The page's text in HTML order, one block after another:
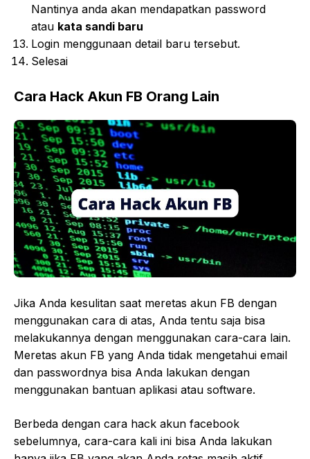
Nantinya anda akan mendapatkan password
atau kata sandi baru
Login menggunaan detail baru tersebut.
Selesai
Cara Hack Akun FB Orang Lain
Jika Anda kesulitan saat meretas akun FB dengan
menggunakan cara di atas, Anda tentu saja bisa
melakukannya dengan menggunakan cara-cara lain.
Meretas akun FB yang Anda tidak mengetahui email
dan passwordnya bisa Anda lakukan dengan
menggunakan bantuan aplikasi atau software.
Berbeda dengan cara hack akun facebook
sebelumnya, cara-cara kali ini bisa Anda lakukan